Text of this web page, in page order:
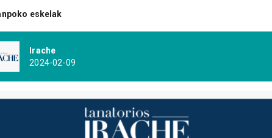
eskelak
Irache
2024-02-09